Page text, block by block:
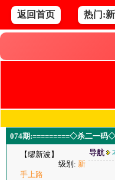
返回首页 热门:
074期:=========◇杀二一码
【缪新波】
级别: 新
手上路
导航